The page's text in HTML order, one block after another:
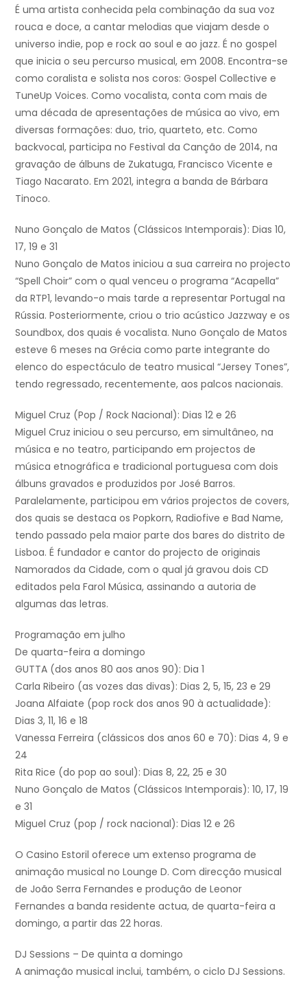
É uma artista conhecida pela combinação da sua voz
rouca e doce, a cantar melodias que viajam desde o
universo indie, pop e rock ao soul e ao jazz. É no gospel
que inicia o seu percurso musical, em 2008. Encontra-se
como coralista e solista nos coros: Gospel Collective e
TuneUp Voices. Como vocalista, conta com mais de
uma década de apresentações de música ao vivo, em
diversas formações: duo, trio, quarteto, etc. Como
backvocal, participa no Festival da Canção de 2014, na
gravação de álbuns de Zukatuga, Francisco Vicente e
Tiago Nacarato. Em 2021, integra a banda de Bárbara
Tinoco.
Nuno Gonçalo de Matos (Clássicos Intemporais): Dias 10,
17, 19 e 31
Nuno Gonçalo de Matos iniciou a sua carreira no projecto
“Spell Choir” com o qual venceu o programa “Acapella”
da RTP1, levando-o mais tarde a representar Portugal na
Rússia. Posteriormente, criou o trio acústico Jazzway e os
Soundbox, dos quais é vocalista. Nuno Gonçalo de Matos
esteve 6 meses na Grécia como parte integrante do
elenco do espectáculo de teatro musical “Jersey Tones”,
tendo regressado, recentemente, aos palcos nacionais.
Miguel Cruz (Pop / Rock Nacional): Dias 12 e 26
Miguel Cruz iniciou o seu percurso, em simultâneo, na
música e no teatro, participando em projectos de
música etnográfica e tradicional portuguesa com dois
álbuns gravados e produzidos por José Barros.
Paralelamente, participou em vários projectos de covers,
dos quais se destaca os Popkorn, Radiofive e Bad Name,
tendo passado pela maior parte dos bares do distrito de
Lisboa. É fundador e cantor do projecto de originais
Namorados da Cidade, com o qual já gravou dois CD
editados pela Farol Música, assinando a autoria de
algumas das letras.
Programação em julho
De quarta-feira a domingo
GUTTA (dos anos 80 aos anos 90): Dia 1
Carla Ribeiro (as vozes das divas): Dias 2, 5, 15, 23 e 29
Joana Alfaiate (pop rock dos anos 90 à actualidade):
Dias 3, 11, 16 e 18
Vanessa Ferreira (clássicos dos anos 60 e 70): Dias 4, 9 e
24
Rita Rice (do pop ao soul): Dias 8, 22, 25 e 30
Nuno Gonçalo de Matos (Clássicos Intemporais): 10, 17, 19
e 31
Miguel Cruz (pop / rock nacional): Dias 12 e 26
O Casino Estoril oferece um extenso programa de
animação musical no Lounge D. Com direcção musical
de João Serra Fernandes e produção de Leonor
Fernandes a banda residente actua, de quarta-feira a
domingo, a partir das 22 horas.
DJ Sessions – De quinta a domingo
A animação musical inclui, também, o ciclo DJ Sessions.